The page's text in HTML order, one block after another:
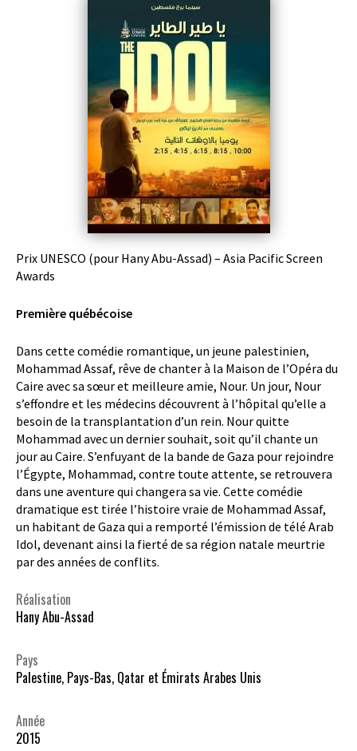
Prix UNESCO (pour Hany Abu-Assad) – Asia Pacific Screen
Awards
Première québécoise
Dans cette comédie romantique, un jeune palestinien,
Mohammad Assaf, rêve de chanter à la Maison de l’Opéra du
Caire avec sa sœur et meilleure amie, Nour. Un jour, Nour
s’effondre et les médecins découvrent à l’hôpital qu’elle a
besoin de la transplantation d’un rein. Nour quitte
Mohammad avec un dernier souhait, soit qu’il chante un
jour au Caire. S’enfuyant de la bande de Gaza pour rejoindre
l’Égypte, Mohammad, contre toute attente, se retrouvera
dans une aventure qui changera sa vie. Cette comédie
dramatique est tirée l’histoire vraie de Mohammad Assaf,
un habitant de Gaza qui a remporté l’émission de télé Arab
Idol, devenant ainsi la fierté de sa région natale meurtrie
par des années de conflits.
Réalisation
Hany Abu-Assad
Pays
Palestine, Pays-Bas, Qatar et Émirats Arabes Unis
Année
2015